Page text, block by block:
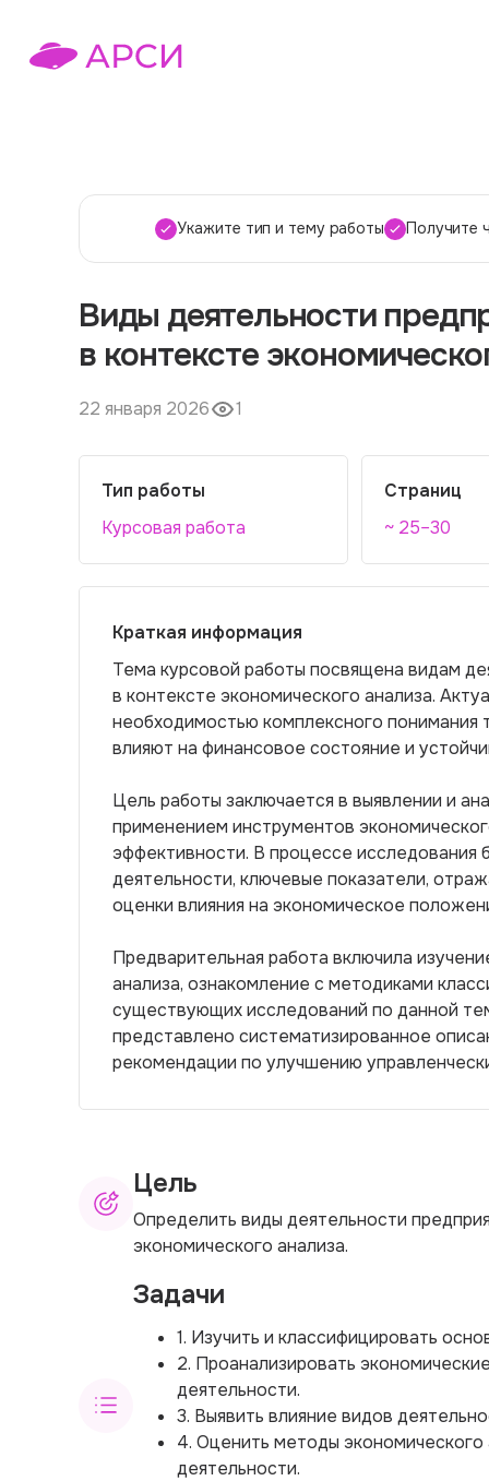
Укажите тип и тему работы Получите
Виды деятельности
в контексте
22 января 2026 1
Тип работы
Курсовая работа
Страниц
~ 25–30
Краткая информация
Тема курсовой работы посвящена видам
в контексте экономического анализа.
необходимостью комплексного понимания
влияют на финансовое состояние и
Цель работы заключается в выявлении и
применением инструментов
эффективности. В процессе исследования
деятельности, ключевые показатели,
оценки влияния на экономическое
Предварительная работа включила
анализа, ознакомление с методиками
существующих исследований по данной
представлено систематизированное
рекомендации по улучшению
Цель
Определить виды деятельности
экономического анализа.
Задачи
1. Изучить и классифицировать
2. Проанализировать
деятельности.
3. Выявить влияние видов
4. Оценить методы
деятельности.